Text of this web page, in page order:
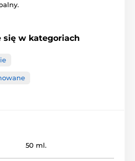
w kategoriach
50 ml.